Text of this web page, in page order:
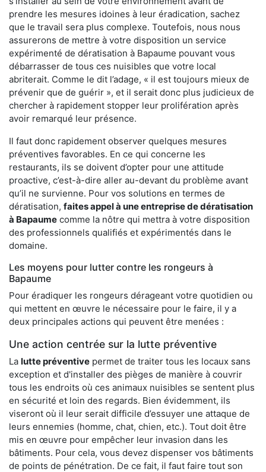
prendre les mesures idoines à leur éradication, sachez
que le travail sera plus complexe. Toutefois, nous nous
assurerons de mettre à votre disposition un service
expérimenté de dératisation à Bapaume pouvant vous
débarrasser de tous ces nuisibles que votre local
abriterait. Comme le dit l’adage, « il est toujours mieux de
prévenir que de guérir », et il serait donc plus judicieux de
chercher à rapidement stopper leur prolifération après
avoir remarqué leur présence.
Il faut donc rapidement observer quelques mesures
préventives favorables. En ce qui concerne les
restaurants, ils se doivent d’opter pour une attitude
proactive, c’est-à-dire aller au-devant du problème avant
qu’il ne survienne. Pour vos solutions en termes de
dératisation, faites appel à une entreprise de dératisation
à Bapaume comme la nôtre qui mettra à votre disposition
des professionnels qualifiés et expérimentés dans le
domaine.
Les moyens pour lutter contre les rongeurs à
Bapaume
Pour éradiquer les rongeurs dérageant votre quotidien ou
qui mettent en œuvre le nécessaire pour le faire, il y a
deux principales actions qui peuvent être menées :
Une action centrée sur la lutte préventive
La lutte préventive permet de traiter tous les locaux sans
exception et d'installer des pièges de manière à couvrir
tous les endroits où ces animaux nuisibles se sentent plus
en sécurité et loin des regards. Bien évidemment, ils
viseront où il leur serait difficile d’essuyer une attaque de
leurs ennemies (homme, chat, chien, etc.). Tout doit être
mis en œuvre pour empêcher leur invasion dans les
bâtiments. Pour cela, vous devez dispenser vos bâtiments
de points de pénétration. De ce fait, il faut faire tout son